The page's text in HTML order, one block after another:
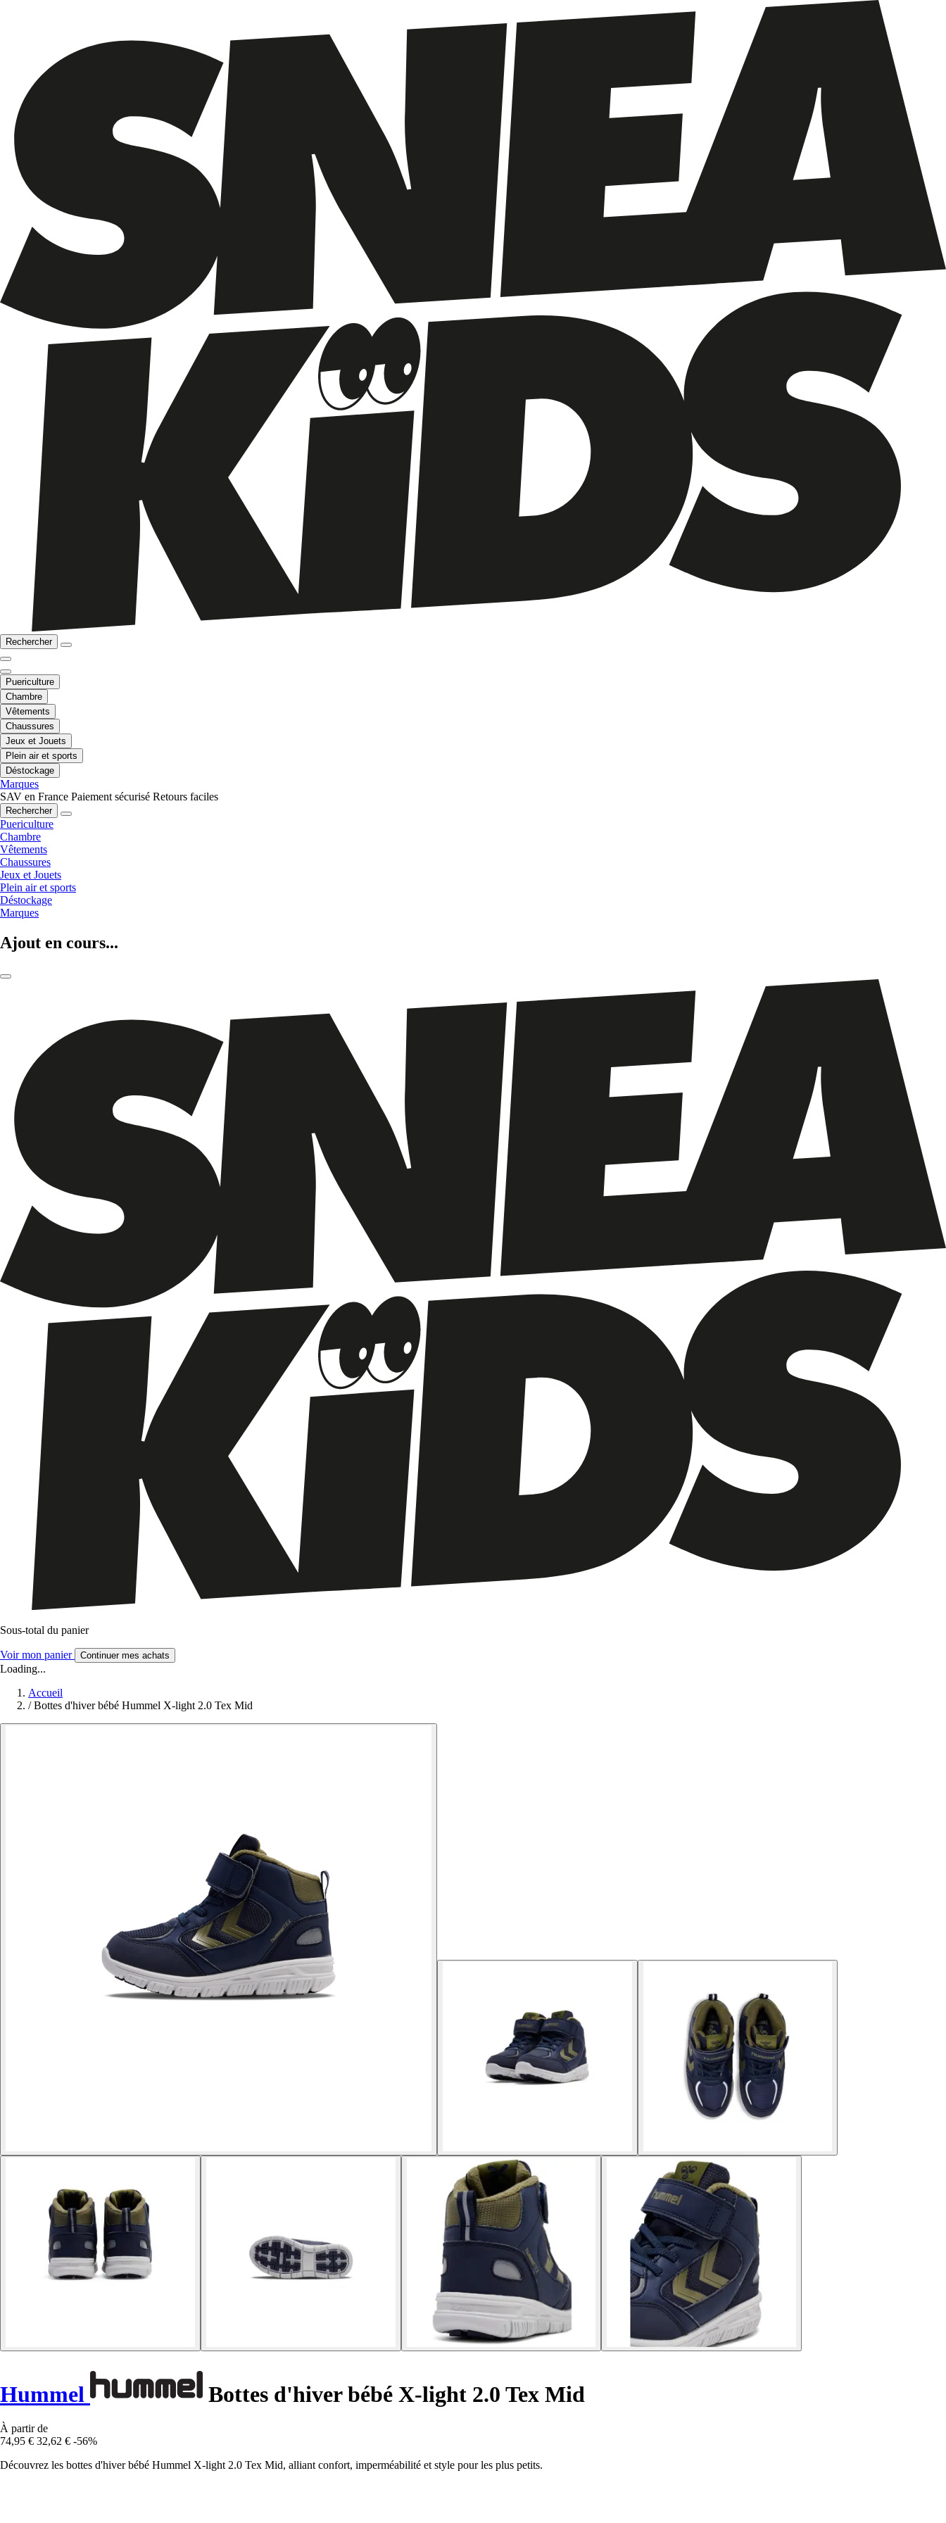
Rechercher
Puericulture
Chambre
Vêtements
Chaussures
Jeux et Jouets
Plein air et sports
Déstockage
Marques
SAV en France Paiement sécurisé Retours faciles
Rechercher
Puericulture
Chambre
Vêtements
Chaussures
Jeux et Jouets
Plein air et sports
Déstockage
Marques
Ajout en cours...
Sous-total du panier
Voir mon panier Continuer mes achats
Loading...
Accueil
/ Bottes d'hiver bébé Hummel X-light 2.0 Tex Mid
Hummel Bottes d'hiver bébé X-light 2.0 Tex Mid
À partir de
74,95 € 32,62 € -56%
Découvrez les bottes d'hiver bébé Hummel X-light 2.0 Tex Mid, alliant confort, imperméabilité et style pour les plus petits.